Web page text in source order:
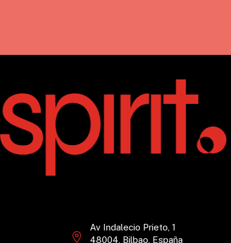
Av Indalecio Prieto, 1
48004, Bilbao, España